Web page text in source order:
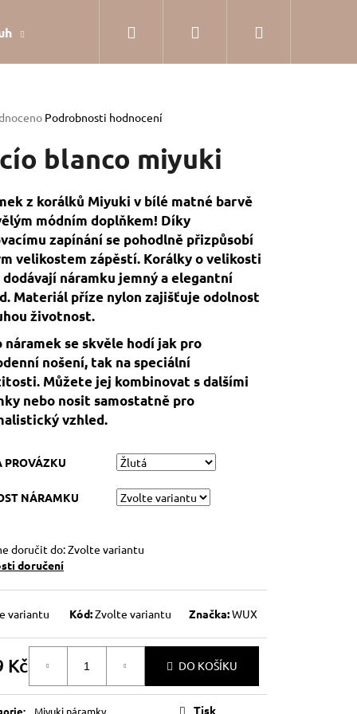
Dárkové balení Hodnocení obchodu
Přihlášení
Podrobnosti hodnocení
blanco miyuki
z korálků Miyuki v bílé matné barvě
módním doplňkem! Díky
zapínání se pohodlně přizpůsobí
velikostem zápěstí. Korálky o velikosti
dodávají náramku jemný a elegantní
Materiál příze nylon zajišťuje odolnost
životnost.
náramek se skvěle hodí jak pro
nošení, tak na speciální
Můžete jej kombinovat s dalšími
nebo nosit samostatně pro
vzhled.
PROVÁZKU
NÁRAMKU
doručit do:Zvolte variantu
doručení
variantu Kód:Zvolte variantu Značka:WUX
Kč DO KOŠÍKU
:
Miyuki náramky
Tisk